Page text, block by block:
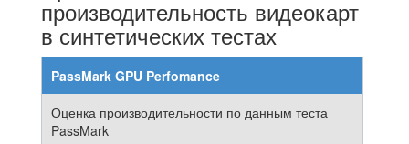
производительность видеокарт
в синтетических тестах
PassMark GPU Perfomance
Оценка производительности по данным теста
PassMark